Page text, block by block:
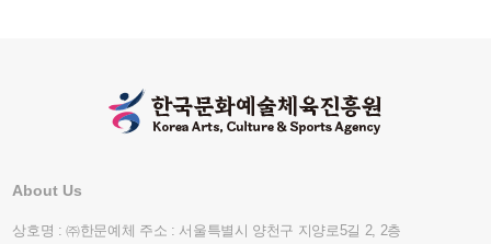
About Us
상호명 : ㈜한문예체 주소 : 서울특별시 양천구 지양로5길 2, 2층